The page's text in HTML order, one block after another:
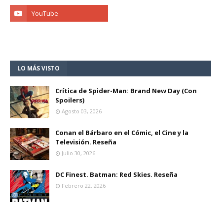
LO MÁS VISTO
Crítica de Spider-Man: Brand New Day (Con
Spoilers)
Agosto 03, 2026
Conan el Bárbaro en el Cómic, el Cine y la
Televisión. Reseña
Julio 30, 2026
DC Finest. Batman: Red Skies. Reseña
Febrero 22, 2026